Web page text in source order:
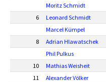
Moritz Schmidt
6
Leonard Schmidt
Marcel Kümpel
8
Adrian Hlawatschek
Phil Pulkus
10
Mathias Weisheit
11
Alexander Völker